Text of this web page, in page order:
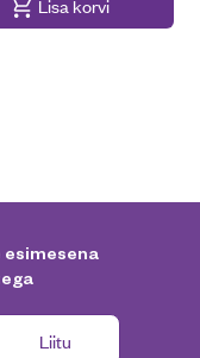
Lisa korvi
Liitu